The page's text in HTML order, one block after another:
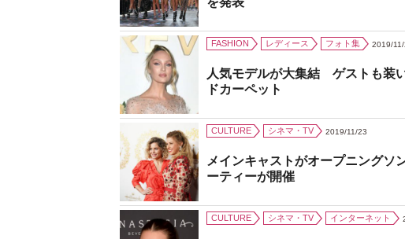
FASHION レディース フォト集 2019/11/
人気モデルが大集結 ゲストも装
ドカーペット
CULTURE シネマ・TV 2019/11/23
メインキャストがオープニング
ーティーが開催
CULTURE シネマ・TV インターネット